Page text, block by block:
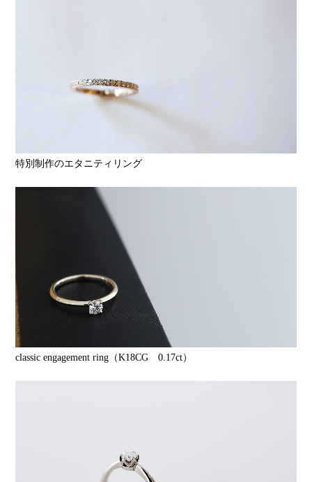
特別制作のエタニティリング
classic engagement ring（K18CG 0.17ct）